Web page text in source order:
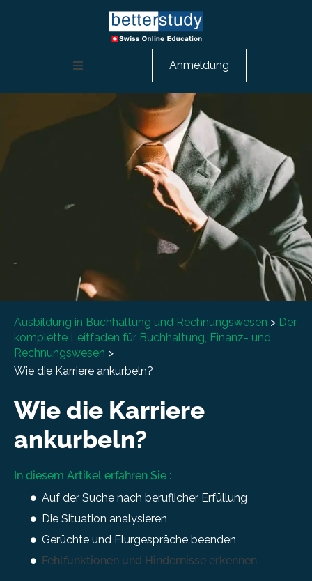
Weiterbildung Rechnungswesen
HR Ausbildung
Berufsbeschreibungen
Beratungsgespräch
Anmeldung
Ausbildung in Buchhaltung und Rechnungswesen > Der
komplette Leitfaden für Buchhaltung, Finanz- und
Rechnungswesen >
Wie die Karriere ankurbeln?
Wie die Karriere
ankurbeln?
In diesem Artikel erfahren Sie :
Auf der Suche nach beruflicher Erfüllung
Die Situation analysieren
Gerüchte und Flurgespräche beenden
Fehlfunktionen und Hindernisse erkennen